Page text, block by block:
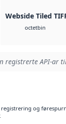
Webside Tiled
octetbin
registrerte API-ar
og